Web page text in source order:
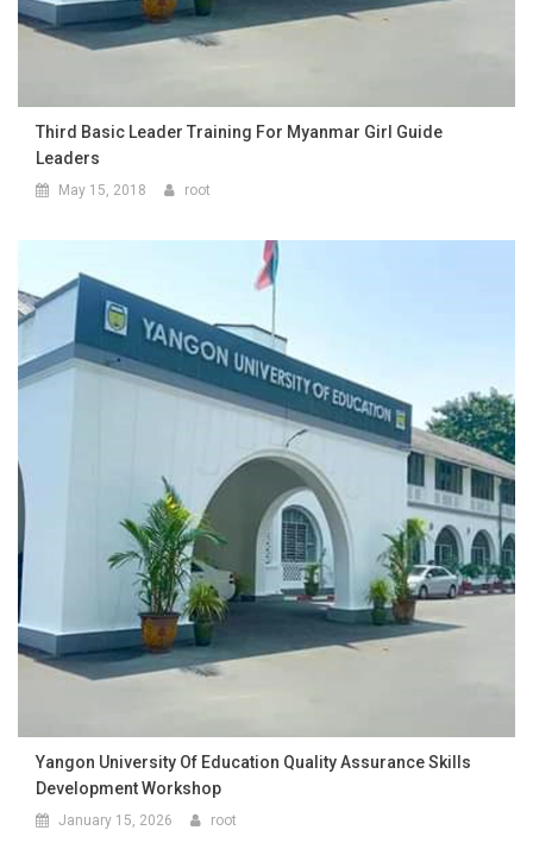
Third Basic Leader Training For Myanmar Girl Guide
Leaders
May 15, 2018 root
Yangon University Of Education Quality Assurance Skills
Development Workshop
January 15, 2026 root